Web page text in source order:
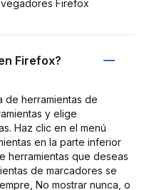
Firefox
Firefox?
de herramientas de
y elige
Haz clic en el menú
en la parte inferior
herramientas que deseas
de marcadores se
No mostrar nunca, o